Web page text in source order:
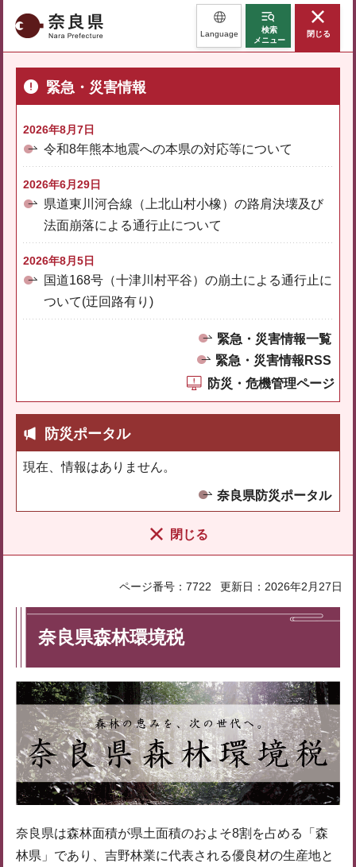
奈良県 Language
検索
メニュー
閉じる
緊急・災害情報
2026年8月7日
令和8年熊本地震への本県の対応等について
2026年6月29日
県道東川河合線（上北山村小橡）の路肩決壊及び
法面崩落による通行止について
2026年8月5日
国道168号（十津川村平谷）の崩土による通行止に
ついて(迂回路有り)
緊急・災害情報一覧
緊急・災害情報RSS
防災・危機管理ページ
防災ポータル
現在、情報はありません。
奈良県防災ポータル
閉じる
ページ番号：7722 更新日：2026年2月27日
奈良県森林環境税
奈良県は森林面積が県土面積のおよそ8割を占める「森
林県」であり、吉野林業に代表される優良材の生産地と